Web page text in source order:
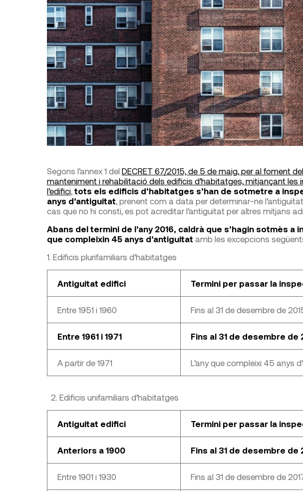
Segons l’annex 1 del DECRET 67/2015, de 5 de maig, per al foment
manteniment i rehabilitació dels edificis d’habitatges, mitjançant les
l’edifici, tots els edificis d’habitatges s’han de sotmetre a
anys d’antiguitat , prenent com a data per determinar-ne
cas que no hi consti, es pot acreditar l’antiguitat per altres mitjans
Abans del termini de l’any 2016, caldrà que s’hagin sotmès
que compleixin 45 anys d’antiguitat amb les excepcions
1. Edificis plurifamiliars d’habitatges
Antiguitat edifici Termini per passar la
Entre 1951 i 1960 Fins al 31 de desembre de
Entre 1961 i 1971 Fins al 31 de desembre de
A partir de 1971 L’any que compleixi 45 anys
2. Edificis unifamiliars d’habitatges
Antiguitat edifici Termini per passar la
Anteriors a 1900 Fins al 31 de desembre de
Entre 1901 i 1930 Fins al 31 de desembre de